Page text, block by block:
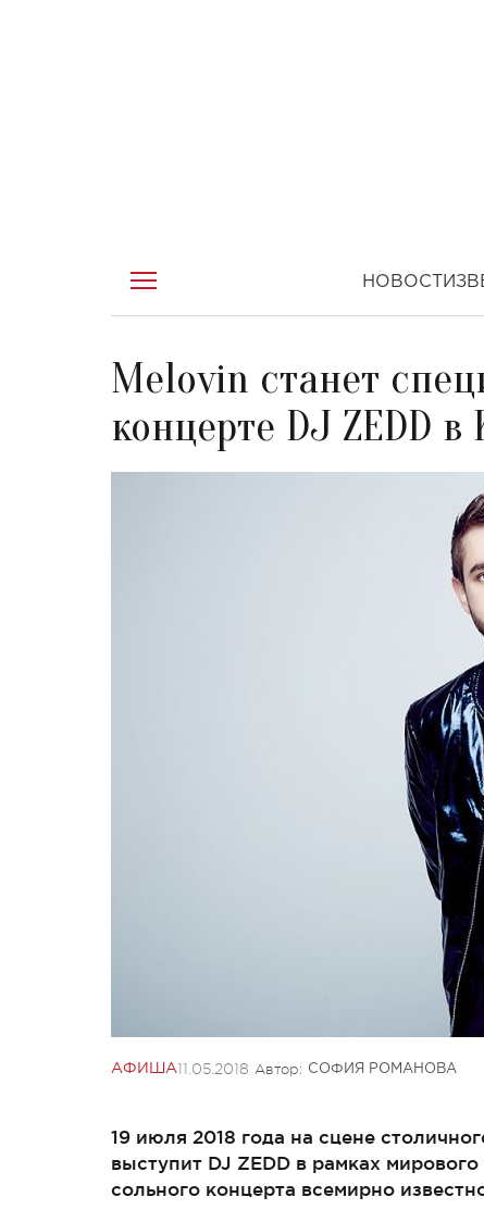
НОВОСТИ
Melovin станет
концерте DJ ZEDD в
АФИША11.05.2018 Автор: СОФИЯ РОМАНОВА
19 июля 2018 года на сцене
выступит DJ ZEDD в рамках
сольного концерта всемирно